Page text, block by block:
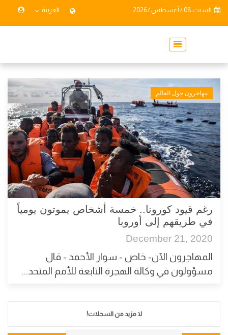
السبت 08 / أغسطس / 2026 العربية
مهاجرون حول العالم
رغم قيود كورونا.. خمسة أشخاص يموتون يومياً
في طريقهم إلى أوروبا
December 21, 2020
المهاجرون الآن- خاص - سوار الأحمد - قال
مسؤولون في وكالة الهجرة التابعة للأمم المتحد...
لا مزيد من السجلات!